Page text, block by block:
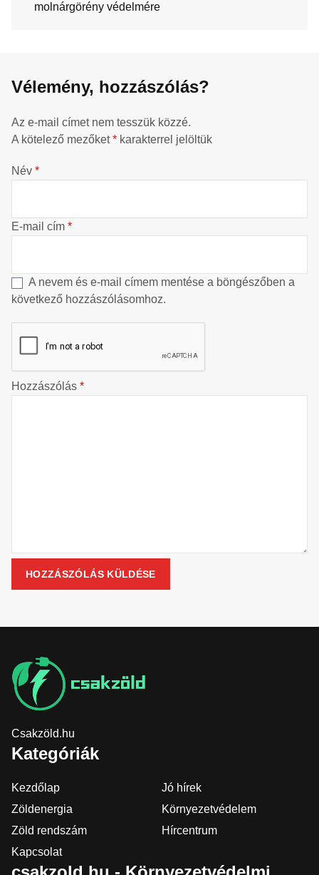
molnárgörény védelmére
Vélemény, hozzászólás?
Az e-mail címet nem tesszük közzé.
A kötelező mezőket* karakterrel jelöltük
Név *
E-mail cím *
A nevem és e-mail címem mentése a böngészőben a
következő hozzászólásomhoz.
Hozzászólás *
Csakzöld.hu
Kategóriák
Kezdőlap
Jó hírek
Zöldenergia
Környezetvédelem
Zöld rendszám
Hírcentrum
Kapcsolat